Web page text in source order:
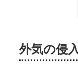
外気の侵